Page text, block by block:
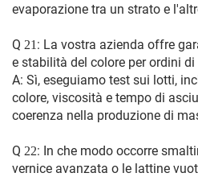
evaporazione tra un strato e
Q 21 : La vostra azienda offre
e stabilità del colore per ordini
A: Sì, eseguiamo test sui lotti,
colore, viscosità e tempo di
coerenza nella produzione di
Q 22: In che modo occorre
vernice avanzata o le lattine